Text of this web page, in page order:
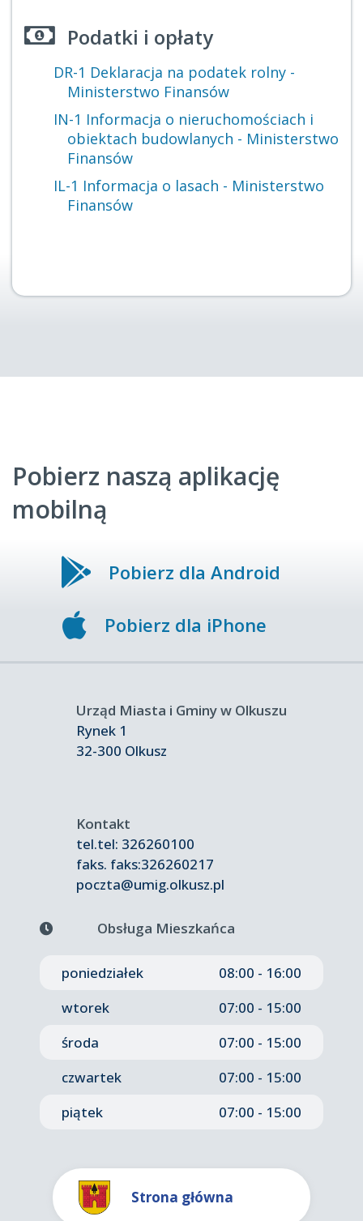
Podatki i opłaty
DR-1 Deklaracja na podatek rolny -
Ministerstwo Finansów
IN-1 Informacja o nieruchomościach i
obiektach budowlanych - Ministerstwo
Finansów
IL-1 Informacja o lasach - Ministerstwo
Finansów
Pobierz naszą aplikację
mobilną
Pobierz dla Android
Pobierz dla iPhone
Urząd Miasta i Gminy w Olkuszu
Rynek 1
32-300 Olkusz
Kontakt
tel.tel: 326260100
faks. faks:326260217
poczta@umig.olkusz.pl
Obsługa Mieszkańca
poniedziałek
08:00 - 16:00
wtorek
07:00 - 15:00
środa
07:00 - 15:00
czwartek
07:00 - 15:00
piątek
07:00 - 15:00
Strona główna